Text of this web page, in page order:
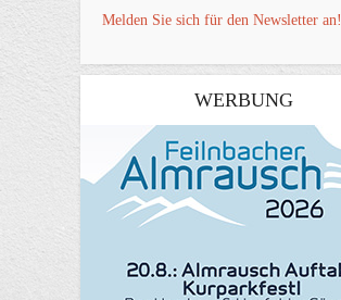
Melden Sie sich für den Newsletter an!
WERBUNG